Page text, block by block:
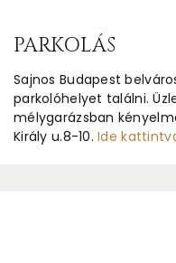
PARKOLÁS
Sajnos Budapest
parkolóhelyet találni.
mélygarázsban
Király u.8-10.Ide